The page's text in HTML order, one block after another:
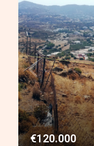
€120.000